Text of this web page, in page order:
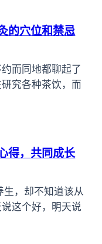
的穴位和禁忌
而同地都聊起了
究各种茶饮，而
得，共同成长
，却不知道该从
这个好，明天说